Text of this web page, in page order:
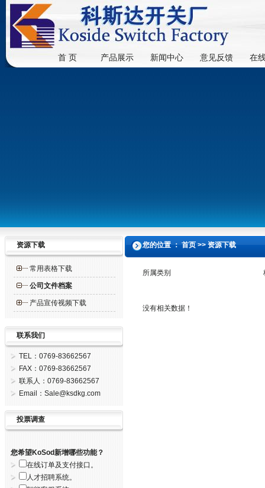
首 页 产品展示 新闻中心 意见反馈 在
您的位置 ： 首页 >> 资源下载
所属类别
没有相关数据！
资源下载
常用表格下载
公司文件档案
产品宣传视频下载
联系我们
TEL：0769-83662567
FAX：0769-83662567
联系人：0769-83662567
Email：Sale@ksdkg.com
投票调查
您希望KoSod新增哪些功能？
在线订单及支付接口。
人才招聘系统。